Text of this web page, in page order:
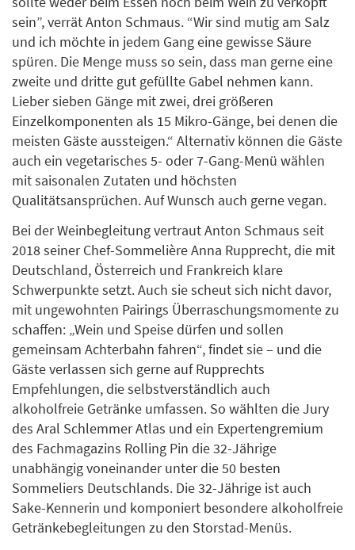
sein”, verrät Anton Schmaus. “Wir sind mutig am Salz
und ich möchte in jedem Gang eine gewisse Säure
spüren. Die Menge muss so sein, dass man gerne eine
zweite und dritte gut gefüllte Gabel nehmen kann.
Lieber sieben Gänge mit zwei, drei größeren
Einzelkomponenten als 15 Mikro-Gänge, bei denen die
meisten Gäste aussteigen.“ Alternativ können die Gäste
auch ein vegetarisches 5- oder 7-Gang-Menü wählen
mit saisonalen Zutaten und höchsten
Qualitätsansprüchen. Auf Wunsch auch gerne vegan.
Bei der Weinbegleitung vertraut Anton Schmaus seit
2018 seiner Chef-Sommelière Anna Rupprecht, die mit
Deutschland, Österreich und Frankreich klare
Schwerpunkte setzt. Auch sie scheut sich nicht davor,
mit ungewohnten Pairings Überraschungsmomente zu
schaffen: „Wein und Speise dürfen und sollen
gemeinsam Achterbahn fahren“, findet sie – und die
Gäste verlassen sich gerne auf Rupprechts
Empfehlungen, die selbstverständlich auch
alkoholfreie Getränke umfassen. So wählten die Jury
des Aral Schlemmer Atlas und ein Expertengremium
des Fachmagazins Rolling Pin die 32-Jährige
unabhängig voneinander unter die 50 besten
Sommeliers Deutschlands. Die 32-Jährige ist auch
Sake-Kennerin und komponiert besondere alkoholfreie
Getränkebegleitungen zu den Storstad-Menüs.